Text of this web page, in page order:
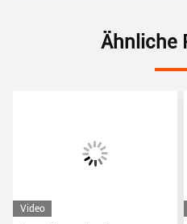
Ähnliche
Video